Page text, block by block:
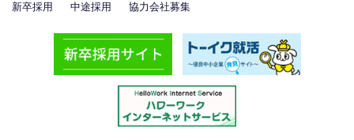
新卒採用 中途採用 協力会社募集